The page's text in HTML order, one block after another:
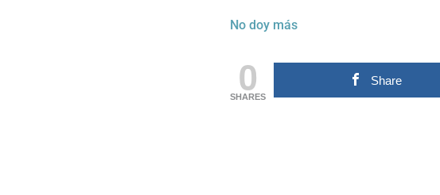
No doy más
0
SHARES
Share